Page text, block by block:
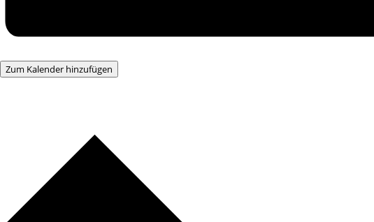
Zum Kalender hinzufügen